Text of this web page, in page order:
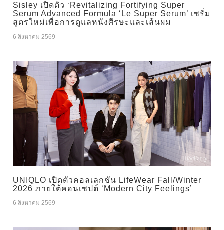
Sisley เปิดตัว ‘Revitalizing Fortifying Super
Serum Advanced Formula ‘Le Super Serum’ เซรั่ม
สูตรใหม่เพื่อการดูแลหนังศีรษะและเส้นผม
6 สิงหาคม 2569
UNIQLO เปิดตัวคอลเลกชัน LifeWear Fall/Winter
2026 ภายใต้คอนเซปต์ ‘Modern City Feelings’
6 สิงหาคม 2569